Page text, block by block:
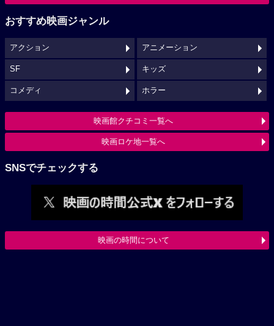
おすすめ映画ジャンル
アクション アニメーション
SF キッズ
コメディ ホラー
映画館クチコミ一覧へ
映画ロケ地一覧へ
SNSでチェックする
映画の時間について